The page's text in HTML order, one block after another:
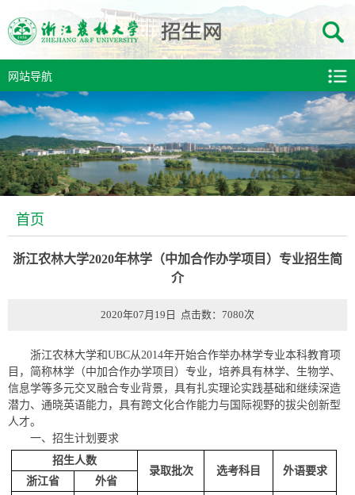
网站导航
首页
浙江农林大学2020年林学（中加合作办学项目）专业招生简
介
2020年07月19日 点击数： 7080次
浙江农林大学和UBC从2014年开始合作举办林学专业本科教育项
目，简称林学（中加合作办学项目）专业，培养具有林学、生物学、
信息学等多元交叉融合专业背景，具有扎实理论实践基础和继续深造
潜力、通晓英语能力，具有跨文化合作能力与国际视野的拔尖创新型
人才。
一、招生计划要求
招生人数
录取批次 选考科目 外语要求
浙江省
外省